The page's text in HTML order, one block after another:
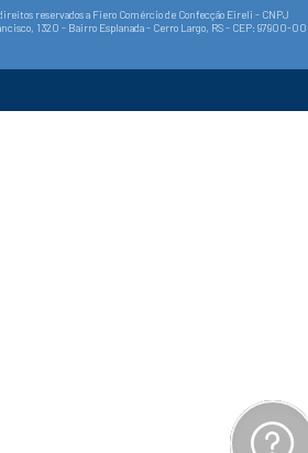
reservados a Fiero Comércio de Confecção Eireli - CNPJ
1320 - Bairro Esplanada - Cerro Largo, RS - CEP: 97900-